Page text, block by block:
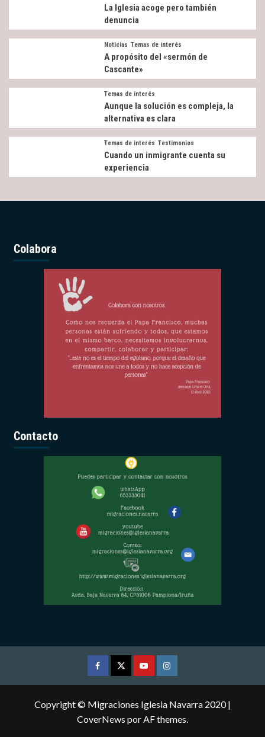
La Iglesia acoge pero también
denuncia
Noticias Temas de interés
A propósito del «sermón de
Cascante»
Temas de interés
Aunque la solución es compleja, la
alternativa es clara
Temas de interés Testimonios
Cuando un inmigrante cuenta su
experiencia
Colabora
Contacto
FacebookTwitterYoutubeInstagram
Copyright © Migraciones Iglesia Navarra 2020|
CoverNews por AF themes.